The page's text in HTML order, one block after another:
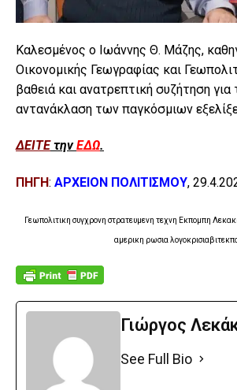
Καλεσμένος ο Ιωάννης Θ. Μάζης,
Οικονομικής Γεωγραφίας και
βαθειά και ανατρεπτική συζήτηση
αντανάκλαση των παγκόσμιων
ΔΕΙΤΕτηνΕΔΩ.
ΠΗΓΗ: ΑΡΧΕΙΟΝ ΠΟΛΙΤΙΣΜΟΥ,
Γεωπολιτικη συγχρονη στρατευμενη τεχνη Εκπομπη
αμερικη ρωσια
Γιώργος
See Full Bio